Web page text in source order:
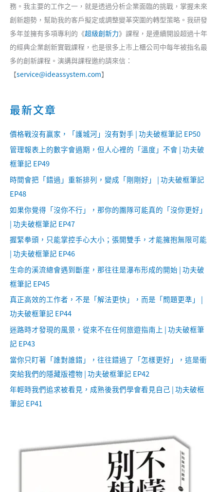
務。我主要的工作之一，就是透過分析企業面臨的挑戰，掌握未來
創新趨勢，幫助我的客戶擬定或調整變革突圍的轉型策略。我研發
多年並擁有多項專利的《超級創新力》課程，是連續開設超過十年
的經典企業創新實戰課程，也是很多上市上櫃公司中每年被指名最
多的創新課程。演講與課程邀約請來信：
【service@ideassystem.com】
最新文章
價格戰沒有贏家，「護城河」沒有對手 | 功夫破框筆記 EP50
管理報表上的數字會過期，但人心裡的「溫度」不會 | 功夫破
框筆記 EP49
時間會把「錯過」重新排列，變成「剛剛好」 | 功夫破框筆記
EP48
如果你覺得「沒你不行」，那你的團隊可能真的「沒你更好」
| 功夫破框筆記 EP47
握緊拳頭，只能掌控手心大小；張開雙手，才能擁抱無限可能
| 功夫破框筆記 EP46
生命的溪流總會遇到斷崖，那往往是瀑布形成的開始 | 功夫破
框筆記 EP45
真正高效的工作者，不是「解法更快」，而是「問題更準」 |
功夫破框筆記 EP44
迷路時才發現的風景，從來不在任何旅遊指南上 | 功夫破框筆
記 EP43
當你只盯著「誰對誰錯」，往往錯過了「怎樣更好」，這是衝
突給我們的隱藏版禮物 | 功夫破框筆記 EP42
年輕時我們追求被看見，成熟後我們學會看見自己 | 功夫破框
筆記 EP41